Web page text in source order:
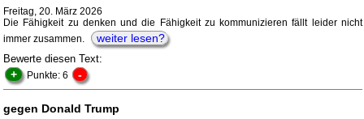
Freitag, 20. März 2026
Die Fähigkeit zu denken und die Fähigkeit zu kommunizieren fällt leider nicht
immer zusammen.
weiter lesen?
Bewerte diesen Text:
+ Punkte: 6 -
gegen Donald Trump